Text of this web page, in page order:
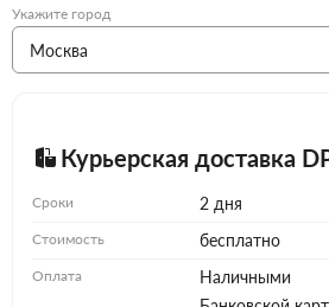
Укажите город
Курьерская доставка
Сроки 2 дня
Стоимость бесплатно
Оплата
Наличными